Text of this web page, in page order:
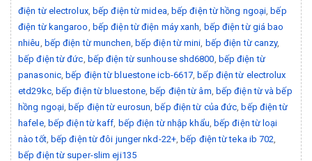
điện từ electrolux,bếp điện từ midea bếp điện từ hồng ngoại ,bếp
điện từ kangaroo bếp điện từ điện máy xanh bếp điện từ giá bao
nhiêu bếp điện từ munchen bếp điện từ mini bếp điện từ canzy,
bếp điện từ đức bếp điện từ sunhouse shd6800 bếp điện từ
panasonic,bếp điện từ bluestone icb-6617 ,bếp điện từ electrolux
etd29kc, bếp điện từ bluestone ,bếp điện từ âm bếp điện từ và bếp
hồng ngoại ,bếp điện từ eurosun ,bếp điện từ của đức ,bếp điện từ
hafele, bếp điện từ kaff bếp điện từ nhập khẩu bếp điện từ loại
nào tốt, bếp điện từ đôi junger nkd-22+,bếp điện từ teka ib 702
bếp điện từ super-slim eji135